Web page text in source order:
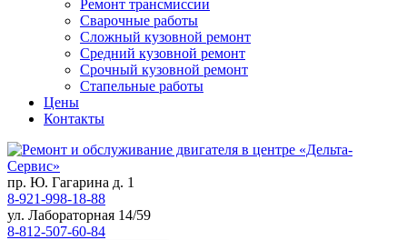
Ремонт трансмиссии
Сварочные работы
Сложный кузовной ремонт
Средний кузовной ремонт
Срочный кузовной ремонт
Стапельные работы
Цены
Контакты
пр. Ю. Гагарина д. 1
8-921-998-18-88
ул. Лабораторная 14/59
8-812-507-60-84